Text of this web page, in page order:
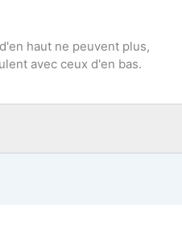
haut ne peuvent plus,
avec ceux d'en bas.